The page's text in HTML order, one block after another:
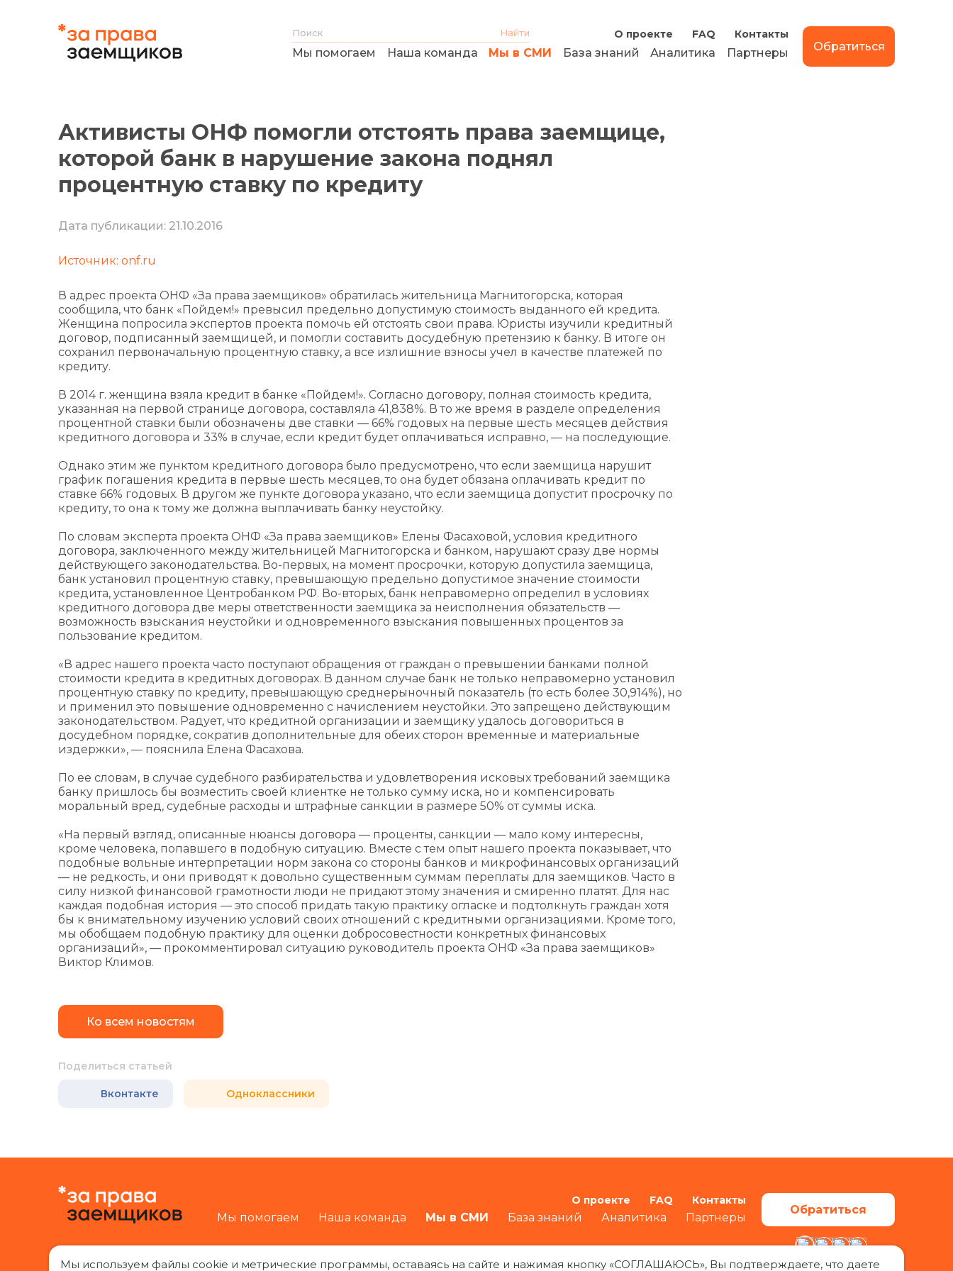
О проекте FAQ Контакты
Мы помогаем Наша команда Мы в СМИ База знаний Аналитика Партнеры Обратиться
Активисты ОНФ помогли отстоять права заемщице,
которой банк в нарушение закона поднял
процентную ставку по кредиту
Дата публикации: 21.10.2016
Источник: onf.ru
В адрес проекта ОНФ «За права заемщиков» обратилась жительница Магнитогорска, которая
сообщила, что банк «Пойдем!» превысил предельно допустимую стоимость выданного ей кредита.
Женщина попросила экспертов проекта помочь ей отстоять свои права. Юристы изучили кредитный
договор, подписанный заемщицей, и помогли составить досудебную претензию к банку. В итоге он
сохранил первоначальную процентную ставку, а все излишние взносы учел в качестве платежей по
кредиту.
В 2014 г. женщина взяла кредит в банке «Пойдем!». Согласно договору, полная стоимость кредита,
указанная на первой странице договора, составляла 41,838%. В то же время в разделе определения
процентной ставки были обозначены две ставки — 66% годовых на первые шесть месяцев действия
кредитного договора и 33% в случае, если кредит будет оплачиваться исправно, — на последующие.
Однако этим же пунктом кредитного договора было предусмотрено, что если заемщица нарушит
график погашения кредита в первые шесть месяцев, то она будет обязана оплачивать кредит по
ставке 66% годовых. В другом же пункте договора указано, что если заемщица допустит просрочку по
кредиту, то она к тому же должна выплачивать банку неустойку.
По словам эксперта проекта ОНФ «За права заемщиков» Елены Фасаховой, условия кредитного
договора, заключенного между жительницей Магнитогорска и банком, нарушают сразу две нормы
действующего законодательства. Во-первых, на момент просрочки, которую допустила заемщица,
банк установил процентную ставку, превышающую предельно допустимое значение стоимости
кредита, установленное Центробанком РФ. Во-вторых, банк неправомерно определил в условиях
кредитного договора две меры ответственности заемщика за неисполнения обязательств —
возможность взыскания неустойки и одновременного взыскания повышенных процентов за
пользование кредитом.
«В адрес нашего проекта часто поступают обращения от граждан о превышении банками полной
стоимости кредита в кредитных договорах. В данном случае банк не только неправомерно установил
процентную ставку по кредиту, превышающую среднерыночный показатель (то есть более 30,914%), но
и применил это повышение одновременно с начислением неустойки. Это запрещено действующим
законодательством. Радует, что кредитной организации и заемщику удалось договориться в
досудебном порядке, сократив дополнительные для обеих сторон временные и материальные
издержки», — пояснила Елена Фасахова.
По ее словам, в случае судебного разбирательства и удовлетворения исковых требований заемщика
банку пришлось бы возместить своей клиентке не только сумму иска, но и компенсировать
моральный вред, судебные расходы и штрафные санкции в размере 50% от суммы иска.
«На первый взгляд, описанные нюансы договора — проценты, санкции — мало кому интересны,
кроме человека, попавшего в подобную ситуацию. Вместе с тем опыт нашего проекта показывает, что
подобные вольные интерпретации норм закона со стороны банков и микрофинансовых организаций
— не редкость, и они приводят к довольно существенным суммам переплаты для заемщиков. Часто в
силу низкой финансовой грамотности люди не придают этому значения и смиренно платят. Для нас
каждая подобная история — это способ придать такую практику огласке и подтолкнуть граждан хотя
бы к внимательному изучению условий своих отношений с кредитными организациями. Кроме того,
мы обобщаем подобную практику для оценки добросовестности конкретных финансовых
организаций», — прокомментировал ситуацию руководитель проекта ОНФ «За права заемщиков»
Виктор Климов.
Ко всем новостям
Поделиться статьей
Вконтакте Одноклассники
Мы помогаем Наша команда Мы в СМИ База знаний Аналитика Партнеры
О проекте FAQ Контакты
Обратиться
Мы используем файлы cookie и метрические программы, оставаясь на сайте и нажимая кнопку «СОГЛАШАЮСЬ», Вы подтверждаете, что даете